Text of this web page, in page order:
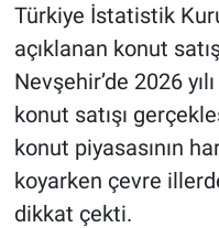
Türkiye İstatistik
açıklanan konut
Nevşehir’de 2026
konut satışı
konut piyasasının
koyarken çevre
dikkat çekti.
Röportaj
Kayseri
Niğde
Aksaray